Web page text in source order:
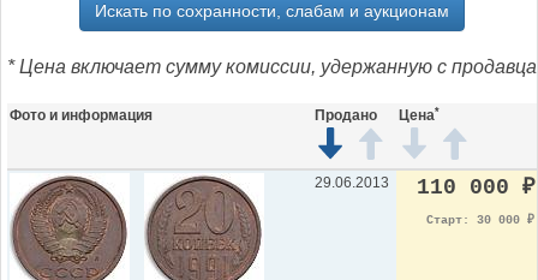
Искать по сохранности, слабам и аукционам
* Цена включает сумму комиссии, удержанную с продавца
Фото и информация Продано Цена*
29.06.2013 110 000 ₽
Старт: 30 000 ₽